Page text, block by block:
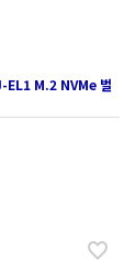
EL1 M.2 NVMe 벌